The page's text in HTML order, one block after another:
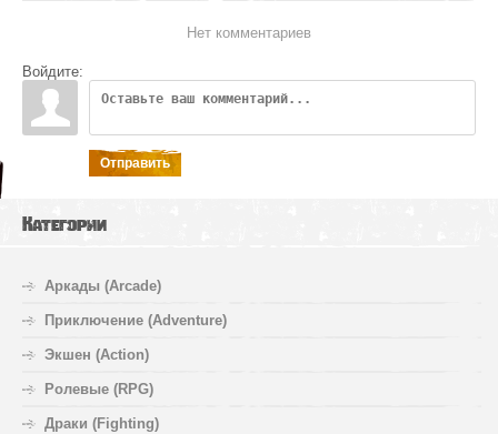
Нет комментариев
Войдите:
Отправить
Категории
Аркады (Arcade)
Приключение (Adventure)
Экшен (Action)
Ролевые (RPG)
Драки (Fighting)